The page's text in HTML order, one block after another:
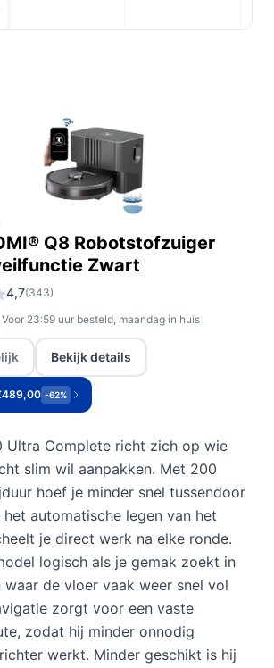
Q8 Robotstofzuiger
Zwart
4,7(343)
23:59 uur besteld, maandag in huis
Bekijk details
-62%
Ultra Complete richt zich op wie
slim wil aanpakken. Met 200
hoef je minder snel tussendoor
automatische legen van het
je direct werk na elke ronde.
logisch als je gemak zoekt in
waar de vloer vaak weer snel vol
zorgt voor een vaste
zodat hij minder onnodig
werkt. Minder geschikt is hij